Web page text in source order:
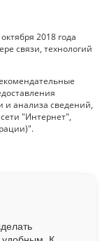
2018 года
связи, технологий
и анализа сведений,
"Интернет",